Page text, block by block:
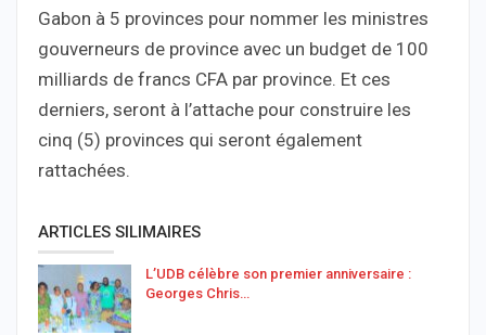
Gabon à 5 provinces pour nommer les ministres
gouverneurs de province avec un budget de 100
milliards de francs CFA par province. Et ces
derniers, seront à l’attache pour construire les
cinq (5) provinces qui seront également
rattachées.
ARTICLES SILIMAIRES
L’UDB célèbre son premier anniversaire :
Georges Chris…